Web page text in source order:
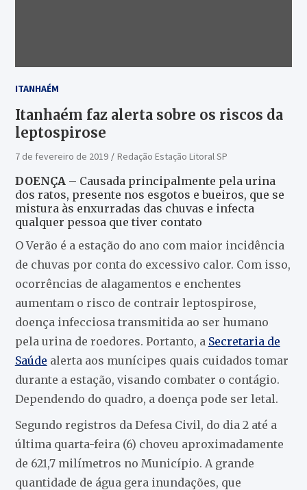
ITANHAÉM
Itanhaém faz alerta sobre os riscos da
leptospirose
7 de fevereiro de 2019 Redação Estação Litoral SP
DOENÇA – Causada principalmente pela urina
dos ratos, presente nos esgotos e bueiros, que se
mistura às enxurradas das chuvas e infecta
qualquer pessoa que tiver contato
O Verão é a estação do ano com maior incidência
de chuvas por conta do excessivo calor. Com isso,
ocorrências de alagamentos e enchentes
aumentam o risco de contrair leptospirose,
doença infecciosa transmitida ao ser humano
pela urina de roedores. Portanto, a Secretaria de
Saúde alerta aos munícipes quais cuidados tomar
durante a estação, visando combater o contágio.
Dependendo do quadro, a doença pode ser letal.
Segundo registros da Defesa Civil, do dia 2 até a
última quarta-feira (6) choveu aproximadamente
de 621,7 milímetros no Município. A grande
quantidade de água gera inundações, que